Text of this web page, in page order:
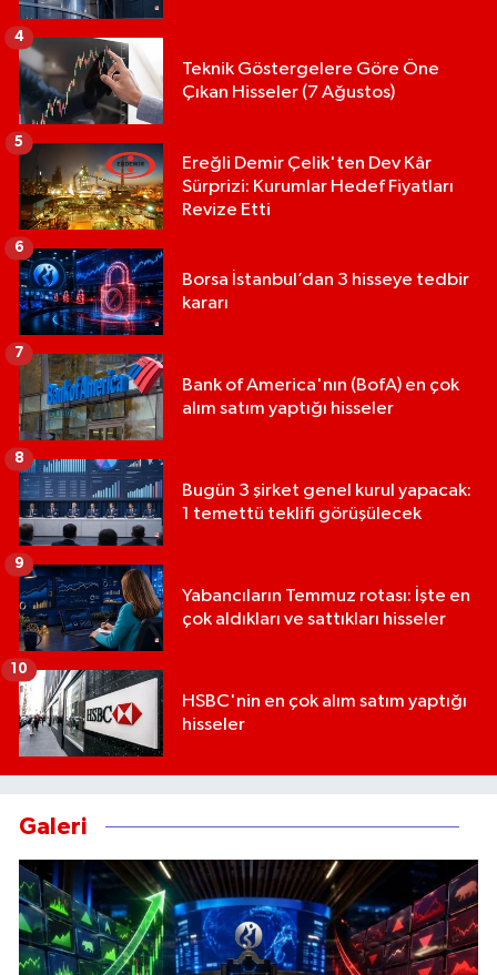
Teknik Göstergelere Göre Öne
Çıkan Hisseler (7 Ağustos)
4
Ereğli Demir Çelik'ten Dev Kâr
Sürprizi: Kurumlar Hedef Fiyatları
Revize Etti
5
Borsa İstanbul’dan 3 hisseye tedbir
kararı
6
Bank of America'nın (BofA) en çok
alım satım yaptığı hisseler
7
Bugün 3 şirket genel kurul yapacak:
1 temettü teklifi görüşülecek
8
Yabancıların Temmuz rotası: İşte en
çok aldıkları ve sattıkları hisseler
9
HSBC'nin en çok alım satım yaptığı
hisseler
10
Galeri